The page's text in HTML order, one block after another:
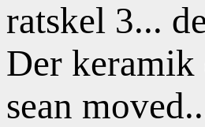
ratskel 3...
Der keramik
sean